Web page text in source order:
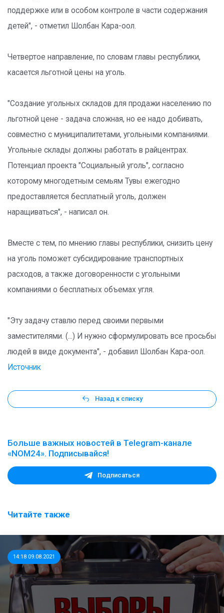
поддержке или в особом контроле в части содержания
детей", - отметил Шолбан Кара-оол.
Четвертое направление, по словам главы республики,
касается льготной цены на уголь.
"Создание угольных складов для продажи населению по
льготной цене - задача сложная, но ее надо добивать,
совместно с муниципалитетами, угольными компаниями.
Угольные склады должны работать в райцентрах.
Потенциал проекта "Социальный уголь", согласно
которому многодетным семьям Тувы ежегодно
предоставляется бесплатный уголь, должен
наращиваться", - написал он.
Вместе с тем, по мнению главы республики, снизить цену
на уголь поможет субсидирование транспортных
расходов, а также договоренности с угольными
компаниями о бесплатных объемах угля.
"Эту задачу ставлю перед своими первыми
заместителями. (...) И нужно сформулировать все просьбы
людей в виде документа", - добавил Шолбан Кара-оол.
Источник
Назад к списку
Больше важных новостей в Telegram-канале
«NOM24». Подписывайся!
Подписаться
Читайте также
14:18 09.08.2021